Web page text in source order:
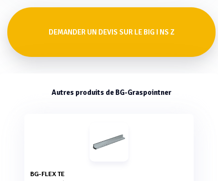
DEMANDER UN DEVIS SUR LE BIG I NS Z
Autres produits de BG-Graspointner
BG-FLEX TE